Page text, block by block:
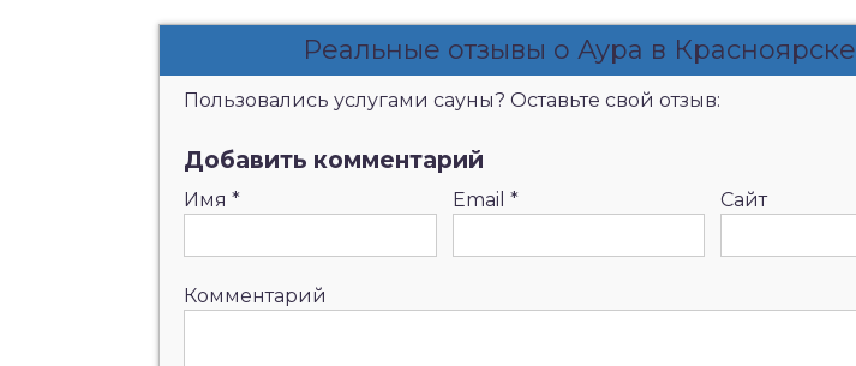
Реальные отзывы о Аура в Красноярске
Пользовались услугами сауны? Оставьте свой отзыв:
Добавить комментарий
Имя * Email * Сайт
Комментарий